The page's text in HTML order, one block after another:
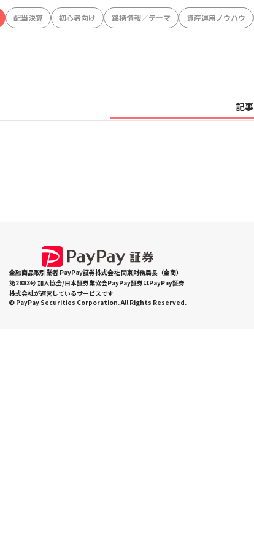
配当決算 初心者向け 銘柄情報／テーマ 資産運用ノウハウ
記事
金融商品取引業者 PayPay証券株式会社 関東財務局長（金商）
第2883号 加入協会/日本証券業協会PayPay証券はPayPay証券
株式会社が運営しているサービスです
© PayPay Securities Corporation. All Rights Reserved.